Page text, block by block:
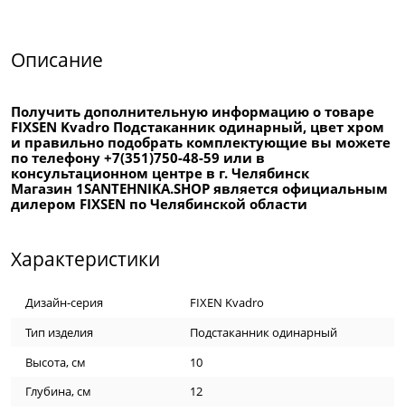
Описание
Получить дополнительную информацию о товаре
FIXSEN Kvadro Подстаканник одинарный, цвет хром
и правильно подобрать комплектующие вы можете
по телефону +7(351)750-48-59 или в
консультационном центре в г. Челябинск
Магазин 1SANTEHNIKA.SHOP является официальным
дилером FIXSEN по Челябинской области
Характеристики
Дизайн-серия
FIXEN Kvadro
Тип изделия
Подстаканник одинарный
Высота, см
10
Глубина, см
12